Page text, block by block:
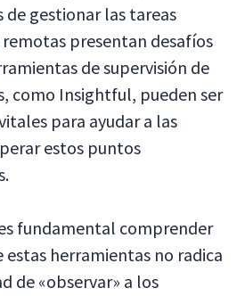
de gestionar las tareas
remotas presentan desafíos
de supervisión de
como Insightful, pueden ser
para ayudar a las
estos puntos
fundamental comprender
estas herramientas no radica
de «observar» a los